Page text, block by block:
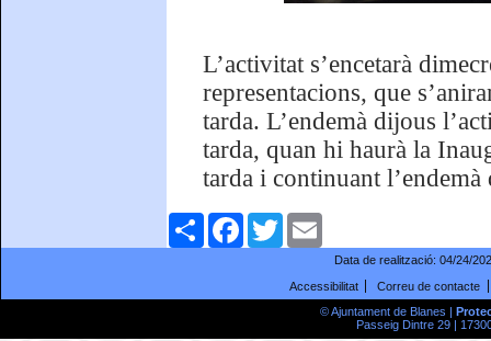
L’activitat s’encetarà
representacions, que
tarda. L’endemà dijous
tarda, quan hi haurà la
tarda i continuant
ComparteixFacebookTwitter
Data de realització: 04/24/
Accessibilitat
Correu de contacte
© Ajuntament de Blanes |
Passeig Dintre 29 |